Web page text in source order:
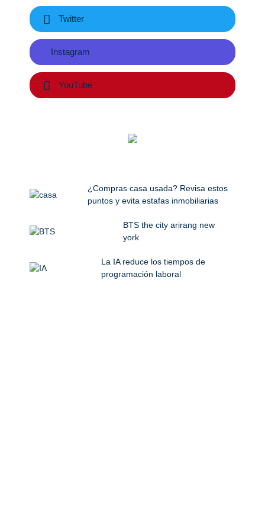
Twitter
Instagram
YouTube
¿Compras casa usada? Revisa estos
puntos y evita estafas inmobiliarias
BTS the city arirang new
york
La IA reduce los tiempos de
programación laboral